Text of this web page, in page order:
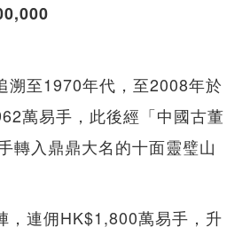
溯至1970年代，至2008年於
萬易手，此後經「中國古董
轉入鼎鼎大名的十面靈璧山
，連佣HK$1,800萬易手，升